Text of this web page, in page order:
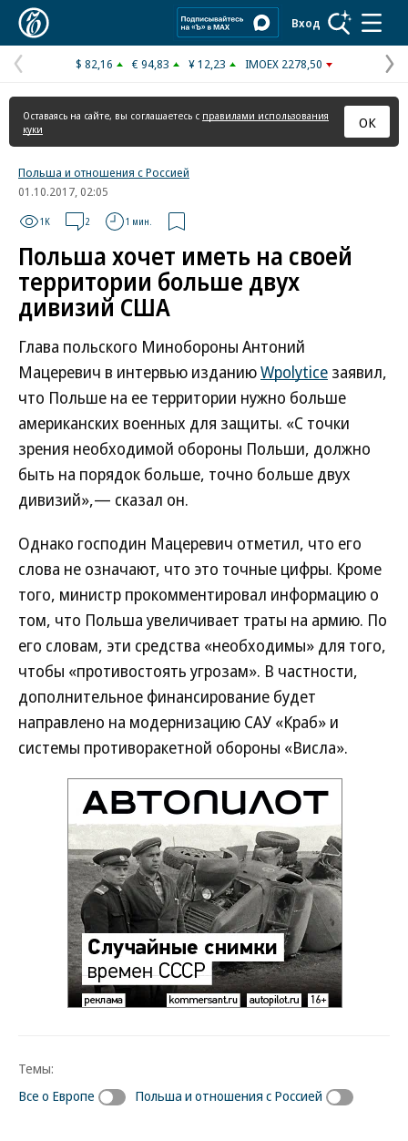
Вход
Предыдущая
страница
$ 82,16 € 94,83 ¥ 12,23 IMOEX 2278,50
Оставаясь на сайте, вы соглашаетесь с правилами использования
куки
ОК
Польша и отношения с Россией
01.10.2017, 02:05
1K 2 1 мин.
Польша хочет иметь на своей
территории больше двух
дивизий США
Глава польского Минобороны Антоний
Мацеревич в интервью изданиюWpolytice заявил,
что Польше на ее территории нужно больше
американских военных для защиты. «С точки
зрения необходимой обороны Польши, должно
быть на порядок больше, точно больше двух
дивизий»,— сказал он.
Однако господин Мацеревич отметил, что его
слова не означают, что это точные цифры. Кроме
того, министр прокомментировал информацию о
том, что Польша увеличивает траты на армию. По
его словам, эти средства «необходимы» для того,
чтобы «противостоять угрозам». В частности,
дополнительное финансирование будет
направлено на модернизацию САУ «Краб» и
системы противоракетной обороны «Висла».
Темы:
Все о Европе
Польша и отношения с Россией